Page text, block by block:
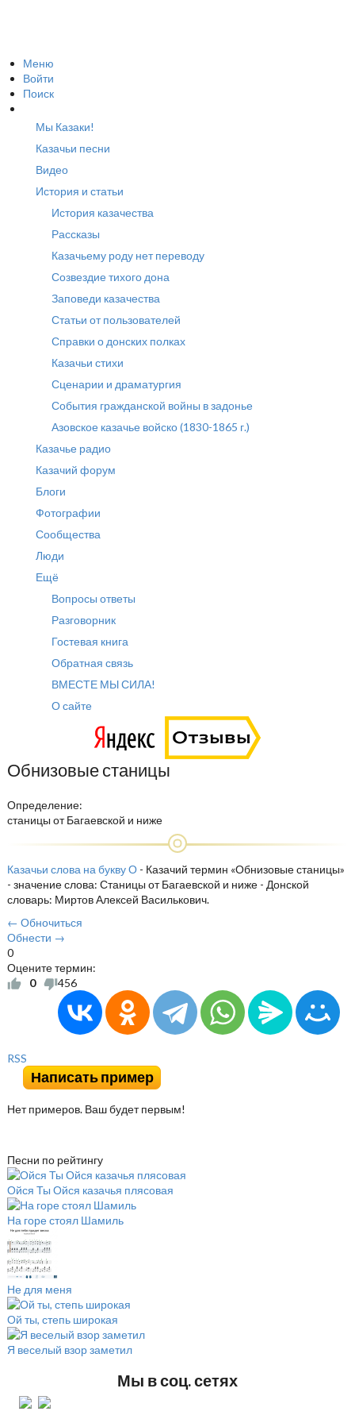
Меню
Войти
Поиск
Мы Казаки!
Казачьи песни
Видео
История и статьи
История казачества
Рассказы
Казачьему роду нет переводу
Созвездие тихого дона
Заповеди казачества
Статьи от пользователей
Справки о донских полках
Казачьи стихи
Сценарии и драматургия
События гражданской войны в задонье
Азовское казачье войско (1830-1865 г.)
Казачье радио
Казачий форум
Блоги
Фотографии
Сообщества
Люди
Ещё
Вопросы ответы
Разговорник
Гостевая книга
Обратная связь
ВМЕСТЕ МЫ СИЛА!
О сайте
Обнизовые станицы
Определение:
станицы от Багаевской и ниже
Казачьи слова на букву О- Казачий термин «Обнизовые станицы»
- значение слова: Станицы от Багаевской и ниже - Донской
словарь: Миртов Алексей Василькович.
← Обночиться
Обнести →
0
Оцените термин:
0
456
RSS
Написать пример
Нет примеров. Ваш будет первым!
Песни по рейтингу
Ойся Ты Ойся казачья плясовая
На горе стоял Шамиль
Не для меня
Ой ты, степь широкая
Я веселый взор заметил
Мы в соц. сетях